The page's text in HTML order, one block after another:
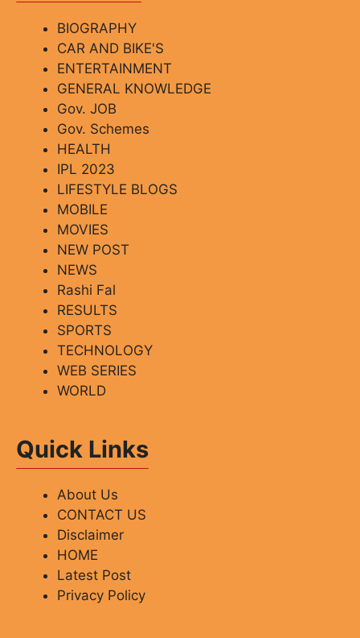
BIOGRAPHY
CAR AND BIKE'S
ENTERTAINMENT
GENERAL KNOWLEDGE
Gov. JOB
Gov. Schemes
HEALTH
IPL 2023
LIFESTYLE BLOGS
MOBILE
MOVIES
NEW POST
NEWS
Rashi Fal
RESULTS
SPORTS
TECHNOLOGY
WEB SERIES
WORLD
Quick Links
About Us
CONTACT US
Disclaimer
HOME
Latest Post
Privacy Policy